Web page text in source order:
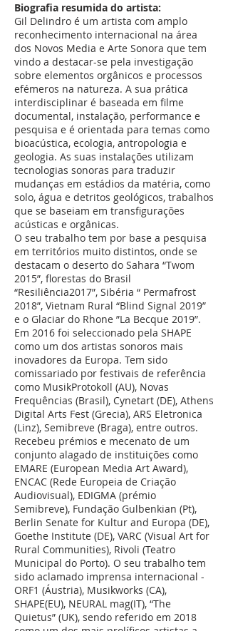
Biografia resumida do artista:
Gil Delindro é um artista com amplo
reconhecimento internacional na área
dos Novos Media e Arte Sonora que tem
vindo a destacar-se pela investigação
sobre elementos orgânicos e processos
efémeros na natureza. A sua prática
interdisciplinar é baseada em filme
documental, instalação, performance e
pesquisa e é orientada para temas como
bioacústica, ecologia, antropologia e
geologia. As suas instalações utilizam
tecnologias sonoras para traduzir
mudanças em estádios da matéria, como
solo, água e detritos geológicos, trabalhos
que se baseiam em transfigurações
acústicas e orgânicas.
O seu trabalho tem por base a pesquisa
em territórios muito distintos, onde se
destacam o deserto do Sahara “Twom
2015”, florestas do Brasil
“Resiliência2017”, Sibéria “ Permafrost
2018”, Vietnam Rural “Blind Signal 2019”
e o Glaciar do Rhone ”La Becque 2019”.
Em 2016 foi seleccionado pela SHAPE
como um dos artistas sonoros mais
inovadores da Europa. Tem sido
comissariado por festivais de referência
como MusikProtokoll (AU), Novas
Frequências (Brasil), Cynetart (DE), Athens
Digital Arts Fest (Grecia), ARS Eletronica
(Linz), Semibreve (Braga), entre outros.
Recebeu prémios e mecenato de um
conjunto alagado de instituições como
EMARE (European Media Art Award),
ENCAC (Rede Europeia de Criação
Audiovisual), EDIGMA (prémio
Semibreve), Fundação Gulbenkian (Pt),
Berlin Senate for Kultur and Europa (DE),
Goethe Institute (DE), VARC (Visual Art for
Rural Communities), Rivoli (Teatro
Municipal do Porto). O seu trabalho tem
sido aclamado imprensa internacional -
ORF1 (Áustria), Musikworks (CA),
SHAPE(EU), NEURAL mag(IT), “The
Quietus” (UK), sendo referido em 2018